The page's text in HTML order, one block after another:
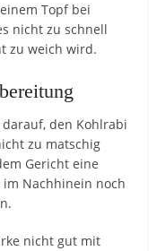
Topf bei
nicht zu schnell
zu weich wird.
den Kohlrabi
zu matschig
Gericht eine
Nachhinein noch
nicht gut mit